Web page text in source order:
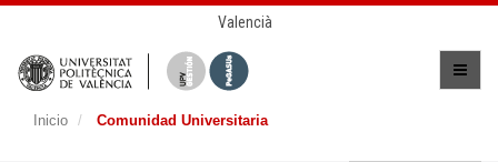
Valencià
Inicio Comunidad Universitaria